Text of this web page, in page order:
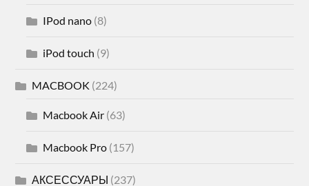
IPod nano (8)
iPod touch (9)
MACBOOK (224)
Macbook Air (63)
Macbook Pro (157)
АКСЕССУАРЫ (237)